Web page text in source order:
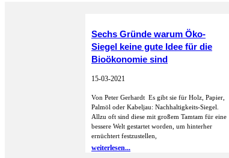
Sechs Gründe warum Öko-
Siegel keine gute Idee für die
Bioökonomie sind
15-03-2021
Von Peter Gerhardt Es gibt sie für Holz, Papier,
Palmöl oder Kabeljau: Nachhaltigkeits-Siegel.
Allzu oft sind diese mit großem Tamtam für eine
bessere Welt gestartet worden, um hinterher
ernüchtert festzustellen,
weiterlesen...